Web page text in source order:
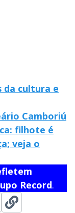
da cultura e
Camboriú
filhote é
veja o
Record.